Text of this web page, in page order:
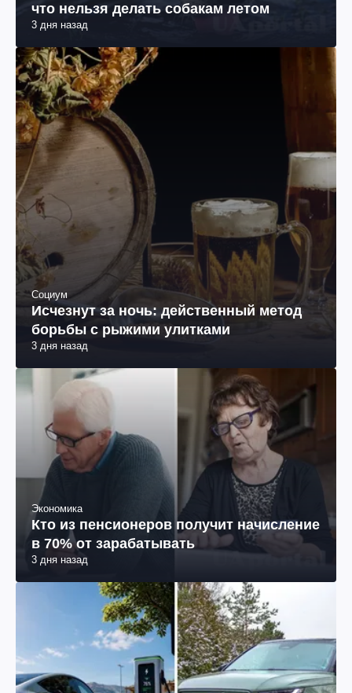
что нельзя делать собакам летом
3 дня назад
Социум
Исчезнут за ночь: действенный метод
борьбы с рыжими улитками
3 дня назад
Экономика
Кто из пенсионеров получит начисление
в 70% от зарабатывать
3 дня назад